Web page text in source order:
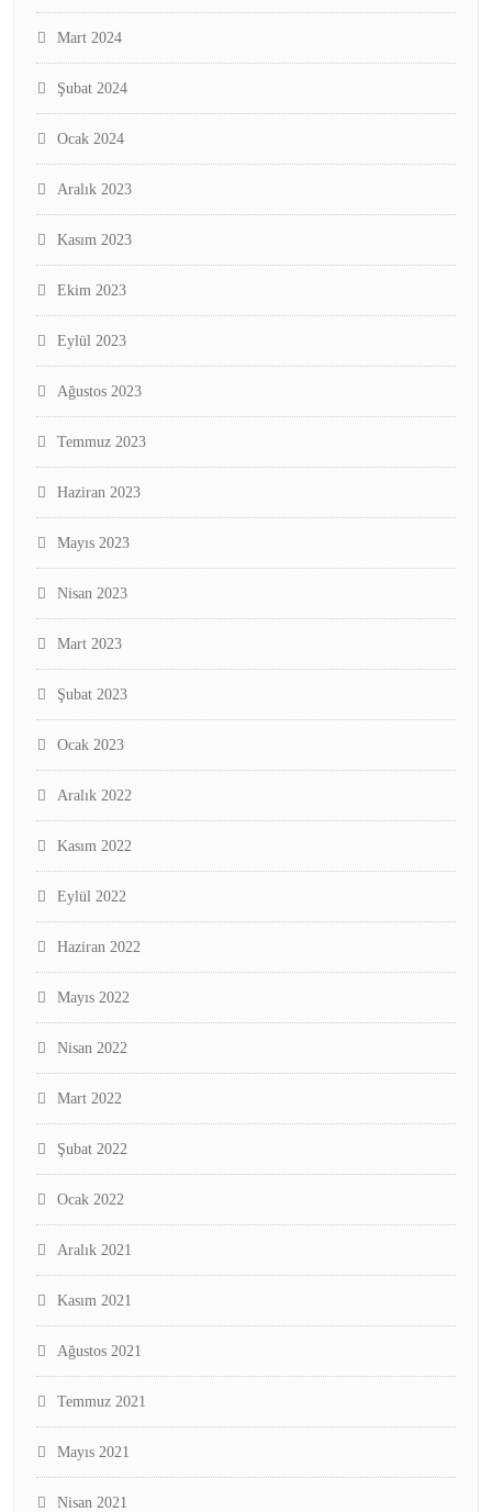
Mart 2024
Şubat 2024
Ocak 2024
Aralık 2023
Kasım 2023
Ekim 2023
Eylül 2023
Ağustos 2023
Temmuz 2023
Haziran 2023
Mayıs 2023
Nisan 2023
Mart 2023
Şubat 2023
Ocak 2023
Aralık 2022
Kasım 2022
Eylül 2022
Haziran 2022
Mayıs 2022
Nisan 2022
Mart 2022
Şubat 2022
Ocak 2022
Aralık 2021
Kasım 2021
Ağustos 2021
Temmuz 2021
Mayıs 2021
Nisan 2021